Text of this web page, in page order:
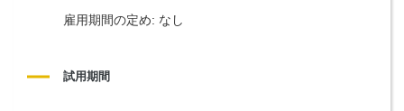
雇用期間の定め: なし
試用期間